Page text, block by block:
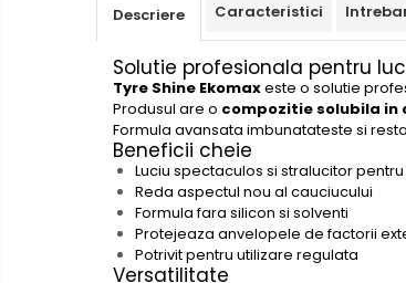
Textmarkere
Markere diverse
Carioci si creioane colorate
Rezerve instrumente scris
Tavite documente si suporturi
Ascutitori, radiere, agrafe
Foarfece pentru birou
Descriere Caracteristici
Solutie profesionala pentru
Tyre Shine Ekomaxeste o solutie
Produsul are o compozitie solubila in
Formula avansata imbunatateste si
Beneficii cheie
Luciu spectaculos si stralucitor
Reda aspectul nou al cauciucului
Formula fara silicon si solventi
Protejeaza anvelopele de factorii
Potrivit pentru utilizare regulata
Versatilitate